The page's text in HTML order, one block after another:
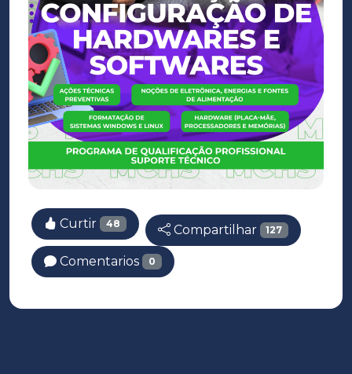
Curtir 48 Compartilhar 127
Comentarios 0